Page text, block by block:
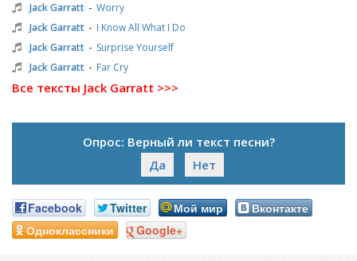
Jack Garratt - Worry
Jack Garratt - I Know All What I Do
Jack Garratt - Surprise Yourself
Jack Garratt - Far Cry
Все тексты Jack Garratt >>>
Опрос: Верный ли текст песни?
Да
Нет
Facebook Twitter Мой мир
Вконтакте
Одноклассники
Google+